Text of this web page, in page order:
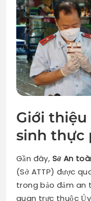
Giới thiệu
sinh thực
Gần đây, Sở An
(Sở ATTP) được
trong bảo đảm an
quan trực thuộc